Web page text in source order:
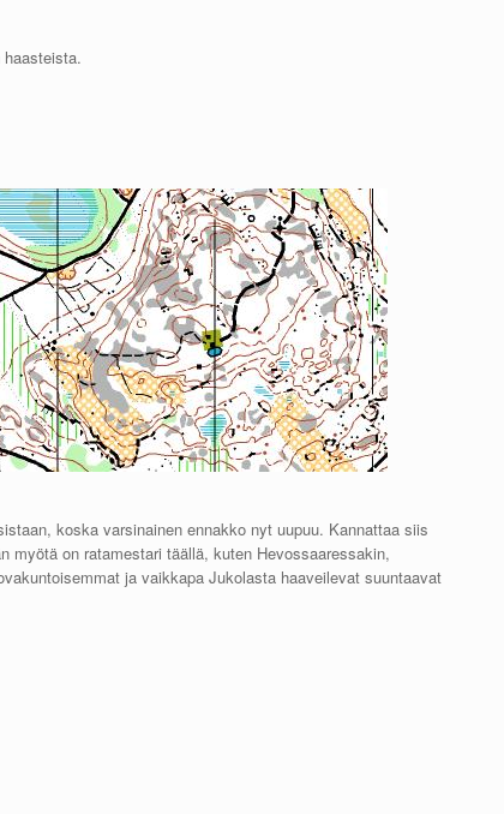
koska varsinainen ennakko nyt uupuu. Kannattaa siis
myötä on ratamestari täällä, kuten Hevossaaressakin,
ja vaikkapa Jukolasta haaveilevat suuntaavat